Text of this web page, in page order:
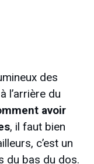
des
l’arrière du
avoir
, il faut bien
c’est un
du bas du dos.